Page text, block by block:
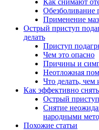
Обезболивание
Применение
Острый приступ
делать
Приступ
Чем это опасно
Причины и
Неотложная
Что делать, чем
Как эффективно
Острый
Снятие
народными
Похожие статьи